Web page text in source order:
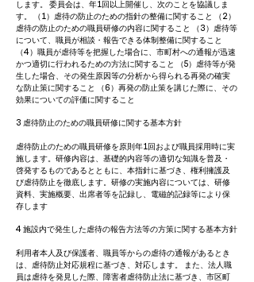
します。 委員会は、年1回以上開催し、次のことを協議しま
す。 （1）虐待の防止のための指針の整備に関すること （2）
虐待の防止のための職員研修の内容に関すること （3）虐待等
について、職員が相談・報告できる体制整備に関すること
（4）職員が虐待等を把握した場合に、市町村への通報が迅速
かつ適切に行われるための方法に関すること （5）虐待等が発
生した場合、その発生原因等の分析から得られる再発の確実
な防止策に関すること （6）再発の防止策を講じた際に、その
効果についての評価に関すること
3 虐待防止のための職員研修に関する基本方針
虐待防止のための職員研修を原則年1回および職員採用時に実
施します。研修内容は、基礎的内容等の適切な知識を普及・
啓発するものであるとともに、本指針に基づき、権利擁護及
び虐待防止を徹底します。研修の実施内容については、研修
資料、実施概要、出席者等を記録し、電磁的記録等により保
存します
4 施設内で発生した虐待の報告方法等の方策に関する基本方針
利用者本人及び保護者、職員等からの虐待の通報があるとき
は、虐待防止対応規程に基づき、対応します。 また、法人職
員は虐待を発見した際、障害者虐待防止法に基づき、市区町